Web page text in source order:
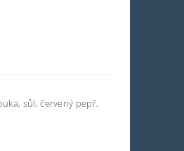
sůl, červený pepř,